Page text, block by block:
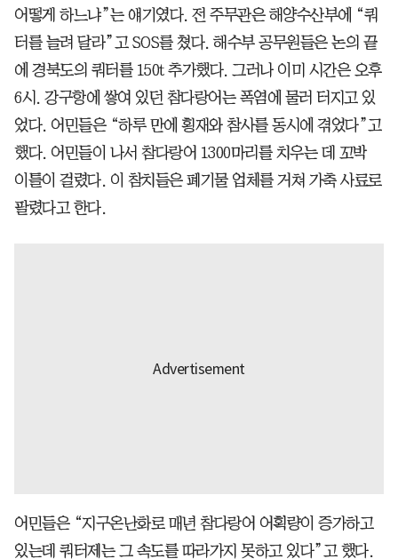
어떻게 하느냐”는 얘기였다. 전 주무관은 해양수산부에 “쿼
터를 늘려 달라”고 SOS를 쳤다. 해수부 공무원들은 논의 끝
에 경북도의 쿼터를 150t 추가했다. 그러나 이미 시간은 오후
6시. 강구항에 쌓여 있던 참다랑어는 폭염에 물러 터지고 있
었다. 어민들은 “하루 만에 횡재와 참사를 동시에 겪었다”고
했다. 어민들이 나서 참다랑어 1300마리를 치우는 데 꼬박
이틀이 걸렸다. 이 참치들은 폐기물 업체를 거쳐 가축 사료로
팔렸다고 한다.
어민들은 “지구온난화로 매년 참다랑어 어획량이 증가하고
있는데 쿼터제는 그 속도를 따라가지 못하고 있다”고 했다.